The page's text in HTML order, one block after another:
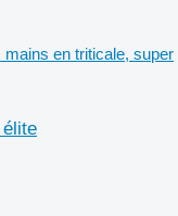
mains en triticale, super